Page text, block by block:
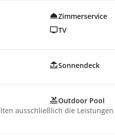
Zimmerservice
TV
Sonnendeck
Outdoor Pool
ausschließlich die